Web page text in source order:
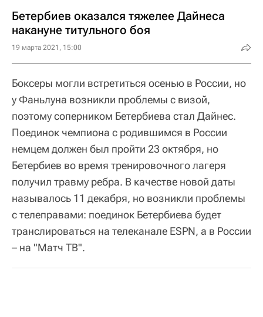
Бетербиев оказался тяжелее Дайнеса
накануне титульного боя
19 марта 2021, 15:00
Боксеры могли встретиться осенью в России, но
у Фаньлуна возникли проблемы с визой,
поэтому соперником Бетербиева стал Дайнес.
Поединок чемпиона с родившимся в России
немцем должен был пройти 23 октября, но
Бетербиев во время тренировочного лагеря
получил травму ребра. В качестве новой даты
называлось 11 декабря, но возникли проблемы
с телеправами: поединок Бетербиева будет
транслироваться на телеканале ESPN, а в России
– на "Матч ТВ".